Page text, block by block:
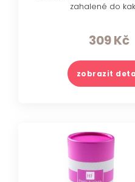
zahalené do
309Kč
zobrazit